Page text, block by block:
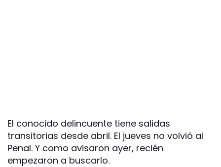
El conocido delincuente tiene salidas
transitorias desde abril. El jueves no volvió al
Penal. Y como avisaron ayer, recién
empezaron a buscarlo.